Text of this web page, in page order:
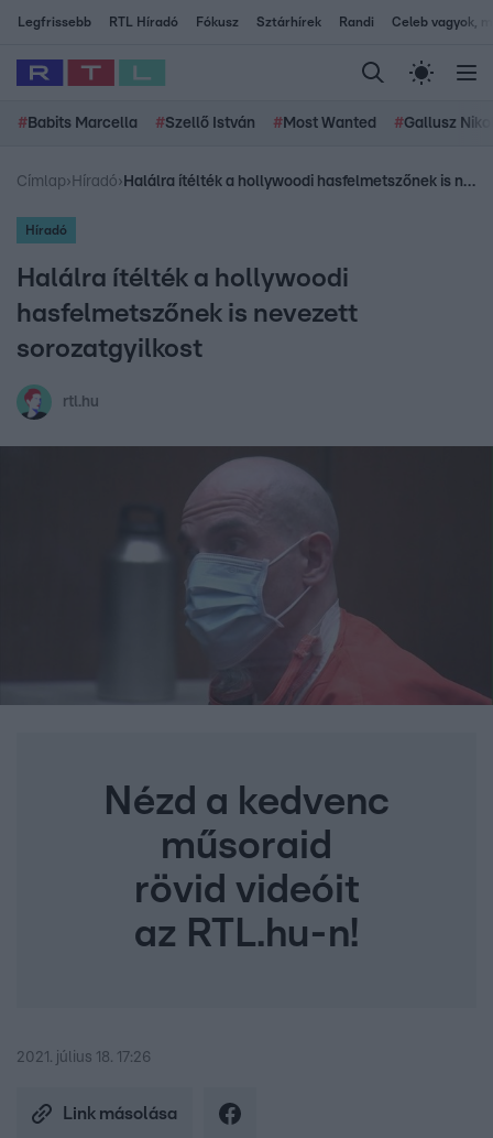
Legfrissebb RTL Híradó Fókusz Sztárhírek Randi Celeb vagyok,
# Babits Marcella #Szellő István # Most Wanted #Gallusz
Címlap› Híradó› Halálra ítélték a hollywoodi hasfelmetszőnek is nevezett sorozatgyilkost
Híradó
Halálra ítélték a hollywoodi
hasfelmetszőnek is nevezett
sorozatgyilkost
rtl.hu
Nézd a kedvenc
műsoraid
rövid videóit
az RTL.hu-n!
2021. július 18. 17:26
Link másolása